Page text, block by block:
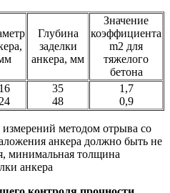
Глубина
заделки
анкера, мм
Значение
коэффициента
m2 для
тяжелого
бетона
16
24
35
48
1,7
0,9
методом отрыва со
анкера должно быть не
минимальная толщина
анкера